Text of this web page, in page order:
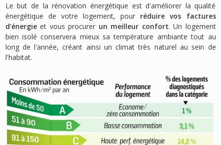
Le but de la rénovation énergétique est d'améliorer la qualité
énergétique de votre logement, pour réduire vos factures
d'énergieet vous procurer un meilleur confort. Un logement
bien isolé conservera mieux sa température ambiante tout au
long de l'année, créant ainsi un climat très naturel au sein de
l'habitat.